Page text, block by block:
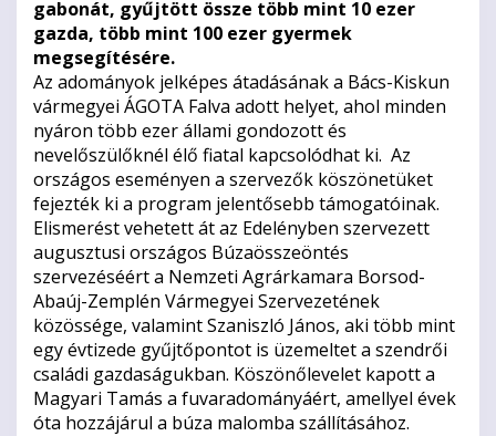
gabonát, gyűjtött össze több mint 10 ezer
gazda, több mint 100 ezer gyermek
megsegítésére.
Az adományok jelképes átadásának a Bács-Kiskun
vármegyei ÁGOTA Falva adott helyet, ahol minden
nyáron több ezer állami gondozott és
nevelőszülőknél élő fiatal kapcsolódhat ki. Az
országos eseményen a szervezők köszönetüket
fejezték ki a program jelentősebb támogatóinak.
Elismerést vehetett át az Edelényben szervezett
augusztusi országos Búzaösszeöntés
szervezéséért a Nemzeti Agrárkamara Borsod-
Abaúj-Zemplén Vármegyei Szervezetének
közössége, valamint Szaniszló János, aki több mint
egy évtizede gyűjtőpontot is üzemeltet a szendrői
családi gazdaságukban. Köszönőlevelet kapott a
Magyari Tamás a fuvaradományáért, amellyel évek
óta hozzájárul a búza malomba szállításához.